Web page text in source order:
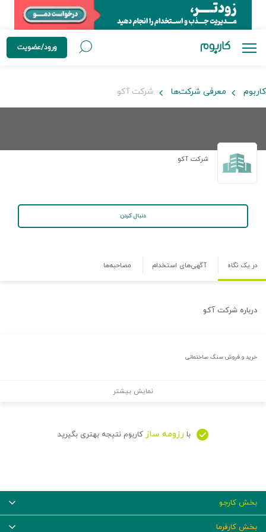
ورود/عضویت
کاربوم معرفی شرکت‌ها شرکت آکو
شرکت آکو
دنبال کردن
در یک نگاه آگهی‌های استخدام مصاحبه‌ها
درباره شرکت آکو
خرید و فروش سنگ ساختمانی
نمایش بیشتر
با رزومه ساز کاربوم نتیجه بهتری بگیرید
بخش کارجو
بخش کارفرما